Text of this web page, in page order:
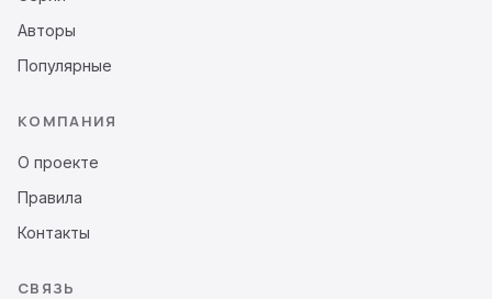
Авторы
Популярные
КОМПАНИЯ
О проекте
Правила
Контакты
СВЯЗЬ